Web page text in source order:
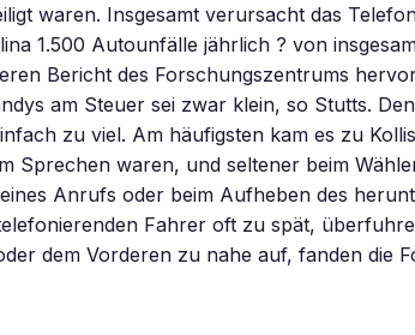
waren. Insgesamt verursacht das
1.500 Autounfälle jährlich ? von
Bericht des Forschungszentrums
am Steuer sei zwar klein, so Stutts.
zu viel. Am häufigsten kam es zu
Sprechen waren, und seltener beim
Anrufs oder beim Aufheben des
Fahrer oft zu spät,
dem Vorderen zu nahe auf, fanden die